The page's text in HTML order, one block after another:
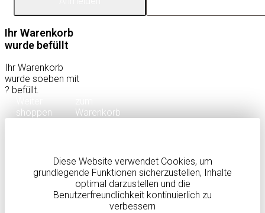
Ihr Warenkorb
wurde befüllt
Ihr Warenkorb
wurde soeben mit
? befüllt.
shoppen
Warenkorb
Diese Website verwendet Cookies, um
grundlegende Funktionen sicherzustellen, Inhalte
optimal darzustellen und die
Benutzerfreundlichkeit kontinuierlich zu
verbessern